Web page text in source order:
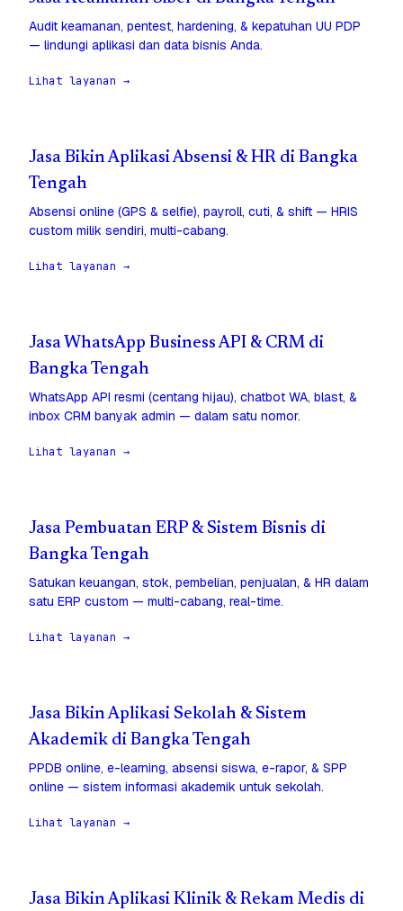
Audit keamanan, pentest, hardening, & kepatuhan UU PDP
— lindungi aplikasi dan data bisnis Anda.
Lihat layanan →
Jasa Bikin Aplikasi Absensi & HR di Bangka
Tengah
Absensi online (GPS & selfie), payroll, cuti, & shift — HRIS
custom milik sendiri, multi-cabang.
Lihat layanan →
Jasa WhatsApp Business API & CRM di
Bangka Tengah
WhatsApp API resmi (centang hijau), chatbot WA, blast, &
inbox CRM banyak admin — dalam satu nomor.
Lihat layanan →
Jasa Pembuatan ERP & Sistem Bisnis di
Bangka Tengah
Satukan keuangan, stok, pembelian, penjualan, & HR dalam
satu ERP custom — multi-cabang, real-time.
Lihat layanan →
Jasa Bikin Aplikasi Sekolah & Sistem
Akademik di Bangka Tengah
PPDB online, e-learning, absensi siswa, e-rapor, & SPP
online — sistem informasi akademik untuk sekolah.
Lihat layanan →
Jasa Bikin Aplikasi Klinik & Rekam Medis di